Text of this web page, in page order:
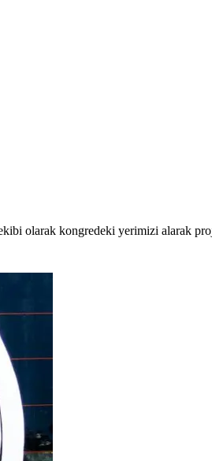
olarak kongredeki yerimizi alarak